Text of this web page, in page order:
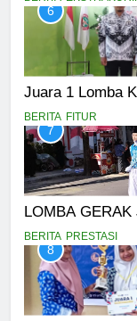
6
Juara 1 Lomba
BERITA FITUR
7
LOMBA
BERITA PRESTASI
8